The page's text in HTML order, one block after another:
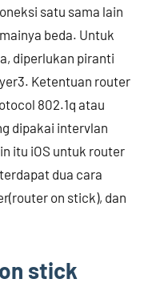
satu sama lain
beda. Untuk
diperlukan piranti
Ketentuan router
802.1q atau
dipakai intervlan
itu iOS untuk router
dua cara
on stick), dan
stick